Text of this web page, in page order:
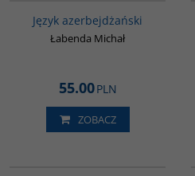
Język azerbejdżański
Łabenda Michał
55.00PLN
ZOBACZ